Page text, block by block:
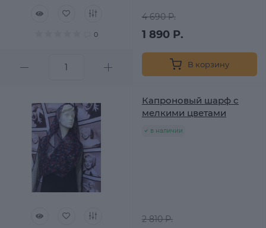
0
4 690 Р.
1 890 Р.
В корзину
Капроновый шарф с
мелкими цветами
в наличии
2 810 Р.